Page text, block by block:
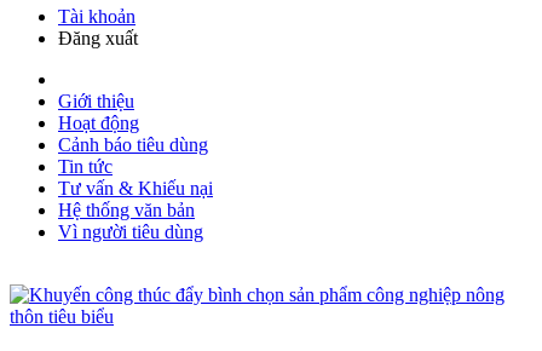
Tài khoản
Đăng xuất
Giới thiệu
Hoạt động
Cảnh báo tiêu dùng
Tin tức
Tư vấn & Khiếu nại
Hệ thống văn bản
Vì người tiêu dùng